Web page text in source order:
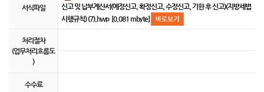
서식파일
신고 및 납부계산서(예정신고¸ 확정신고¸ 수정신고¸ 기한 후 신고)(지방세법
시행규칙) (7).hwp [0.081 mbyte]
처리절차
(업무처리흐름도
)
수수료